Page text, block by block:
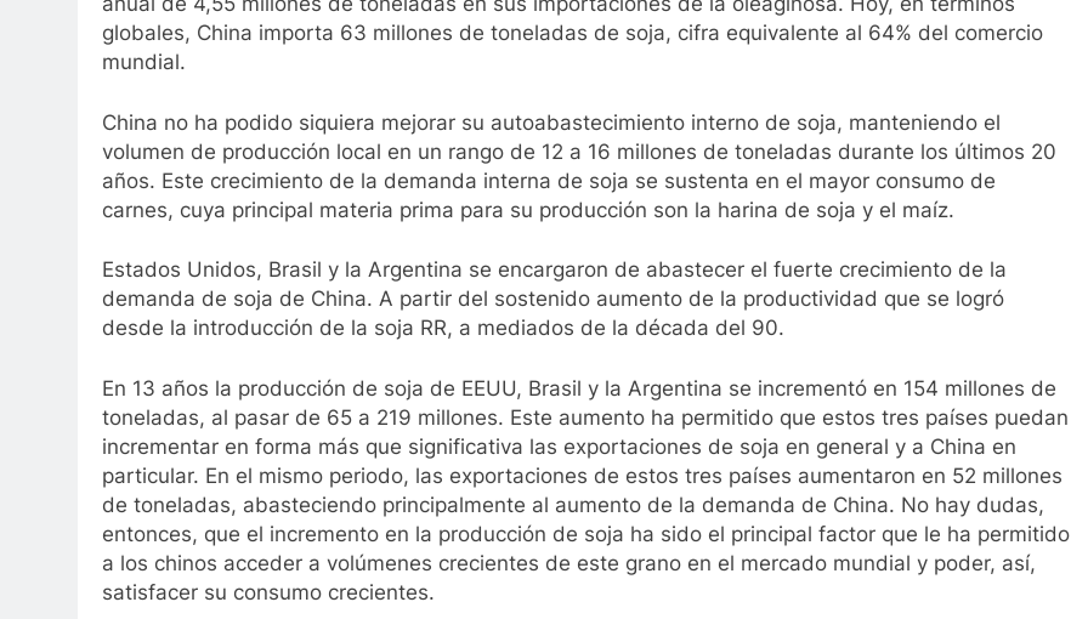
globales, China importa 63 millones de toneladas de soja, cifra equivalente al 64% del comercio
mundial.
China no ha podido siquiera mejorar su autoabastecimiento interno de soja, manteniendo el
volumen de producción local en un rango de 12 a 16 millones de toneladas durante los últimos 20
años. Este crecimiento de la demanda interna de soja se sustenta en el mayor consumo de
carnes, cuya principal materia prima para su producción son la harina de soja y el maíz.
Estados Unidos, Brasil y la Argentina se encargaron de abastecer el fuerte crecimiento de la
demanda de soja de China. A partir del sostenido aumento de la productividad que se logró
desde la introducción de la soja RR, a mediados de la década del 90.
En 13 años la producción de soja de EEUU, Brasil y la Argentina se incrementó en 154 millones de
toneladas, al pasar de 65 a 219 millones. Este aumento ha permitido que estos tres países puedan
incrementar en forma más que significativa las exportaciones de soja en general y a China en
particular. En el mismo periodo, las exportaciones de estos tres países aumentaron en 52 millones
de toneladas, abasteciendo principalmente al aumento de la demanda de China. No hay dudas,
entonces, que el incremento en la producción de soja ha sido el principal factor que le ha permitido
a los chinos acceder a volúmenes crecientes de este grano en el mercado mundial y poder, así,
satisfacer su consumo crecientes.